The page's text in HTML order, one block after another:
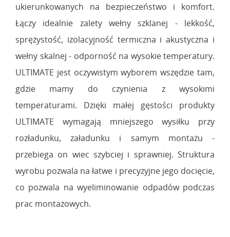
ukierunkowanych na bezpieczeństwo i komfort.
Łączy idealnie zalety wełny szklanej - lekkość,
sprężystość, izolacyjność termiczna i akustyczna i
wełny skalnej - odporność na wysokie temperatury.
ULTIMATE jest oczywistym wyborem wszędzie tam,
gdzie mamy do czynienia z wysokimi
temperaturami. Dzięki małej gęstości produkty
ULTIMATE wymagają mniejszego wysiłku przy
rozładunku, załadunku i samym montażu -
przebiega on wiec szybciej i sprawniej. Struktura
wyrobu pozwala na łatwe i precyzyjne jego docięcie,
co pozwala na wyeliminowanie odpadów podczas
prac montażowych.